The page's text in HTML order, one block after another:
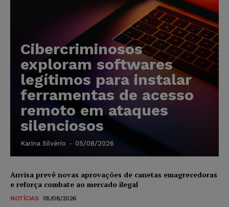
Cibercriminosos
exploram softwares
legítimos para instalar
ferramentas de acesso
remoto em ataques
silenciosos
Karina Silvério - 05/08/2026
Anvisa prevê novas aprovações de canetas emagrecedoras
e reforça combate ao mercado ilegal
NOTÍCIAS 05/08/2026